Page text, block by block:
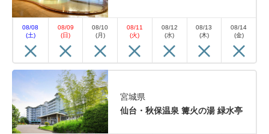
08/08
(土)
08/09
(日)
08/10
(月)
08/11
(火)
08/12
(水)
08/13
(木)
08/14
(金)
宮城県
仙台・秋保温泉 篝火の湯 緑水亭